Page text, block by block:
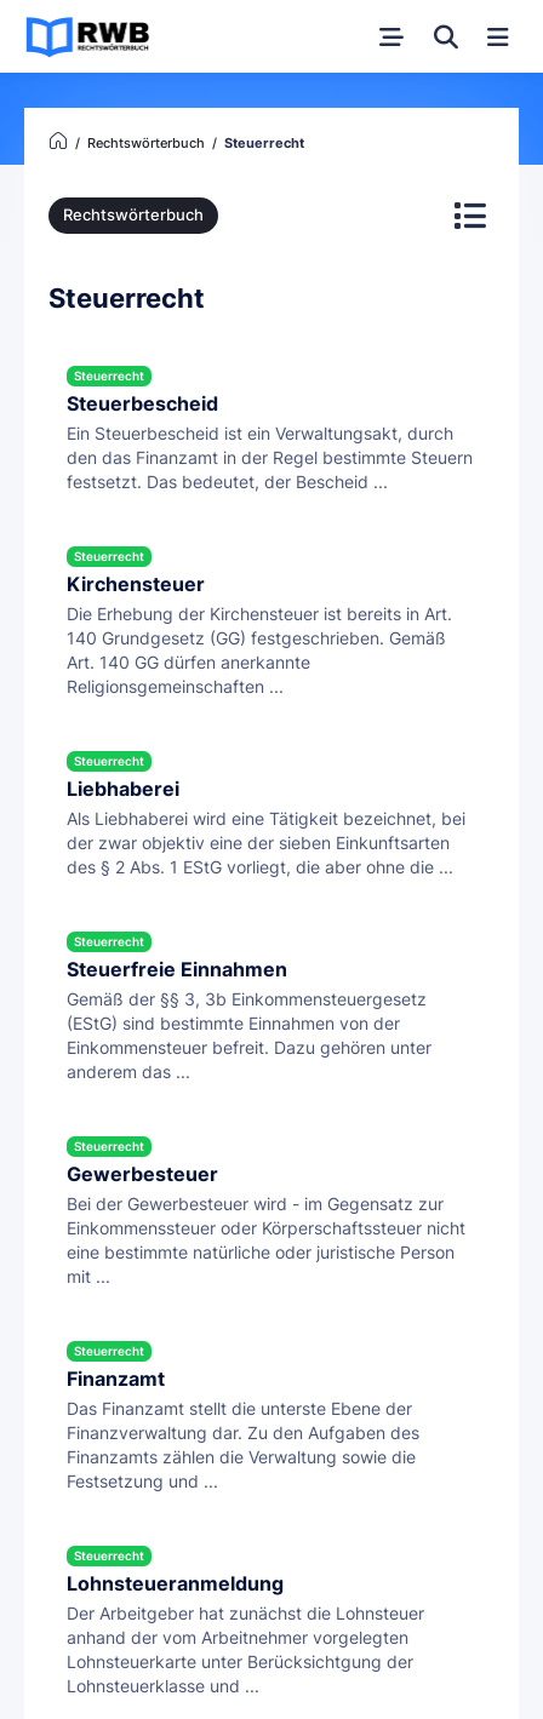
Rechtswörterbuch Steuerrecht
Rechtswörterbuch
Steuerrecht
Steuerrecht
Steuerbescheid
Ein Steuerbescheid ist ein Verwaltungsakt, durch
den das Finanzamt in der Regel bestimmte Steuern
festsetzt. Das bedeutet, der Bescheid ...
Steuerrecht
Kirchensteuer
Die Erhebung der Kirchensteuer ist bereits in Art.
140 Grundgesetz (GG) festgeschrieben. Gemäß
Art. 140 GG dürfen anerkannte
Religionsgemeinschaften ...
Steuerrecht
Liebhaberei
Als Liebhaberei wird eine Tätigkeit bezeichnet, bei
der zwar objektiv eine der sieben Einkunftsarten
des § 2 Abs. 1 EStG vorliegt, die aber ohne die ...
Steuerrecht
Steuerfreie Einnahmen
Gemäß der §§ 3, 3b Einkommensteuergesetz
(EStG) sind bestimmte Einnahmen von der
Einkommensteuer befreit. Dazu gehören unter
anderem das ...
Steuerrecht
Gewerbesteuer
Bei der Gewerbesteuer wird - im Gegensatz zur
Einkommenssteuer oder Körperschaftssteuer nicht
eine bestimmte natürliche oder juristische Person
mit ...
Steuerrecht
Finanzamt
Das Finanzamt stellt die unterste Ebene der
Finanzverwaltung dar. Zu den Aufgaben des
Finanzamts zählen die Verwaltung sowie die
Festsetzung und ...
Steuerrecht
Lohnsteueranmeldung
Der Arbeitgeber hat zunächst die Lohnsteuer
anhand der vom Arbeitnehmer vorgelegten
Lohnsteuerkarte unter Berücksichtgung der
Lohnsteuerklasse und ...